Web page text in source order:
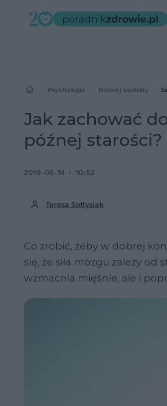
Psychologia Rozwój osobisty
Jak zachować
późnej starości?
Teresa Sołtysiak
2019-08-14 10:52
Co zrobić, żeby w dobrej
się, że siła mózgu zależy
wzmacnia mięśnie, ale i